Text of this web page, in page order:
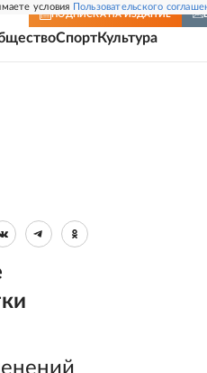
условия Пользовательского
ПОДПИСКА НА ИЗДАНИЕ
СпортКультура